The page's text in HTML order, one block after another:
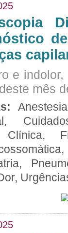
e
mês